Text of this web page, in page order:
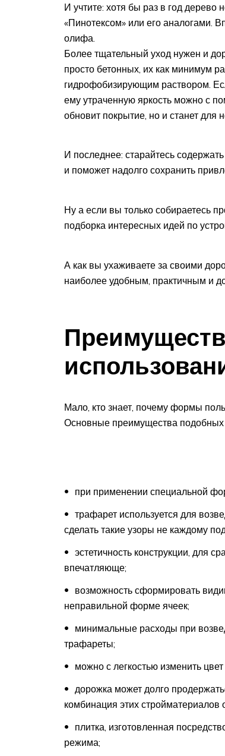
И учтите: хотя бы раз в год
«Пинотексом» или его аналогами.
олифа.
Более тщательный уход нужен и
просто бетонных, их как минимум
гидрофобизирующим раствором.
ему утраченную яркость можно с
обновит покрытие, но и станет для
И последнее: старайтесь
и поможет надолго сохранить
Ну а если вы только собираетесь
подборка интересных идей по
А как вы ухаживаете за своими
наиболее удобным, практичным и
Мало, кто знает, почему формы
Основные преимущества подобных
при применении специальной
трафарет используется для
сделать такие узоры не каждому
эстетичность конструкции, для
впечатляюще;
возможность сформировать
неправильной форме ячеек;
минимальные расходы при
трафареты;
можно с легкостью изменить
дорожка может долго
комбинация этих стройматериалов
плитка, изготовленная
режима;